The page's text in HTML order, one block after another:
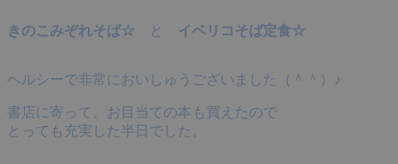
きのこみぞれそば☆ と イベリコそば定食☆
ヘルシーで非常においしゅうございました（＾＾）♪
書店に寄って、お目当ての本も買えたので
とっても充実した半日でした。